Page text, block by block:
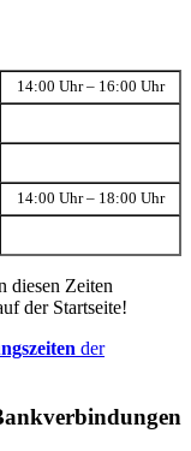
14:00 Uhr – 16:00 Uhr
14:00 Uhr – 18:00 Uhr
diesen Zeiten
der Startseite!
der